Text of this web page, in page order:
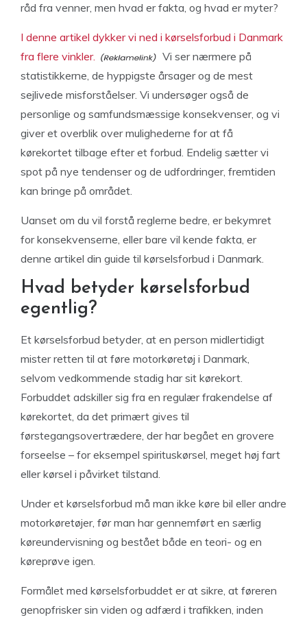
råd fra venner, men hvad er fakta, og hvad er myter?
I denne artikel dykker vi ned i kørselsforbud i Danmark
fra flere vinkler.
Vi ser nærmere på
statistikkerne, de hyppigste årsager og de mest
sejlivede misforståelser. Vi undersøger også de
personlige og samfundsmæssige konsekvenser, og vi
giver et overblik over mulighederne for at få
kørekortet tilbage efter et forbud. Endelig sætter vi
spot på nye tendenser og de udfordringer, fremtiden
kan bringe på området.
Uanset om du vil forstå reglerne bedre, er bekymret
for konsekvenserne, eller bare vil kende fakta, er
denne artikel din guide til kørselsforbud i Danmark.
Hvad betyder kørselsforbud
egentlig?
Et kørselsforbud betyder, at en person midlertidigt
mister retten til at føre motorkøretøj i Danmark,
selvom vedkommende stadig har sit kørekort.
Forbuddet adskiller sig fra en regulær frakendelse af
kørekortet, da det primært gives til
førstegangsovertrædere, der har begået en grovere
forseelse – for eksempel spirituskørsel, meget høj fart
eller kørsel i påvirket tilstand.
Under et kørselsforbud må man ikke køre bil eller andre
motorkøretøjer, før man har gennemført en særlig
køreundervisning og bestået både en teori- og en
køreprøve igen.
Formålet med kørselsforbuddet er at sikre, at føreren
genopfrisker sin viden og adfærd i trafikken, inden